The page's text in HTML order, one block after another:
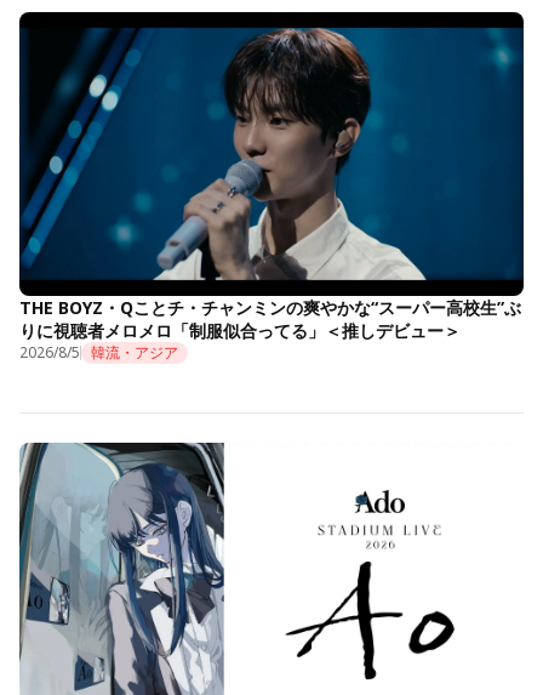
THE BOYZ・Qことチ・チャンミンの爽やかな“スーパー高校生”ぶ
りに視聴者メロメロ「制服似合ってる」＜推しデビュー＞
2026/8/5 韓流・アジア